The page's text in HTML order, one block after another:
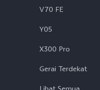
V70 FE
Y05
X300 Pro
Gerai Terdekat